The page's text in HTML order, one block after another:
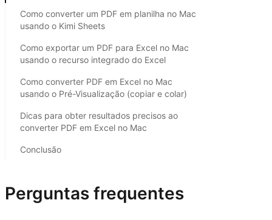
Como converter um PDF em planilha no Mac
usando o Kimi Sheets
Como exportar um PDF para Excel no Mac
usando o recurso integrado do Excel
Como converter PDF em Excel no Mac
usando o Pré-Visualização (copiar e colar)
Dicas para obter resultados precisos ao
converter PDF em Excel no Mac
Conclusão
Perguntas frequentes